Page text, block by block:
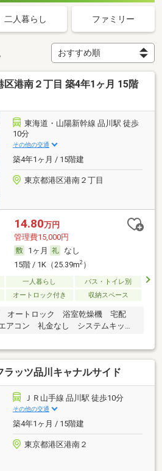
二人暮らし ファミリー
区港南２丁目 築4年1ヶ月 15階
東海道・山陽新幹線 品川駅 徒歩
10分
その他の交通
築4年1ヶ月 / 15階建
東京都港区港南２丁目
14.80万円
管理費15,000円
1ヶ月
なし
15階 / 1K（25.39m2）
一人暮らし
バス・トイレ別
オートロック付き 収納スペース
オートロック 浴室乾燥機 宅配
コン 礼金なし システムキッチ
ラッツ品川キャナルサイド
ＪＲ山手線 品川駅 徒歩10分
その他の交通
築4年1ヶ月 / 15階建
東京都港区港南２